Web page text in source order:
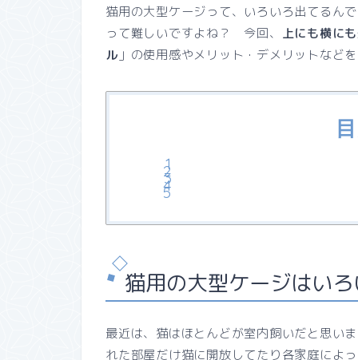
猫用の大型ケージって、いろいろ出てるん
って難しいですよね？ 今回、 上にも横に
ル 」の使用感やメリット・デメリットなど
猫用の大型ケージはい
最近は、猫はほとんどが室内飼いだと思い
れた部屋だけ猫に開放してたり各家庭によ